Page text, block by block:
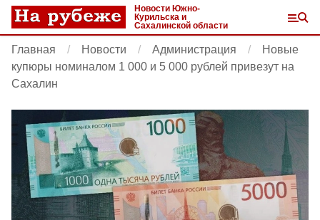
Новости Южно-
Курильска и
Сахалинской области
Главная Новости Администрация
Новые
купюры номиналом 1 000 и 5 000 рублей привезут на
Сахалин